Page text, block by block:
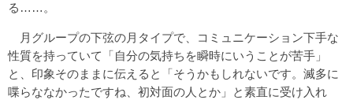
る……。
月グループの下弦の月タイプで、コミュニケーション下手な
性質を持っていて「自分の気持ちを瞬時にいうことが苦手」
と、印象そのままに伝えると「そうかもしれないです。滅多に
喋らななかったですね、初対面の人とか」と素直に受け入れ